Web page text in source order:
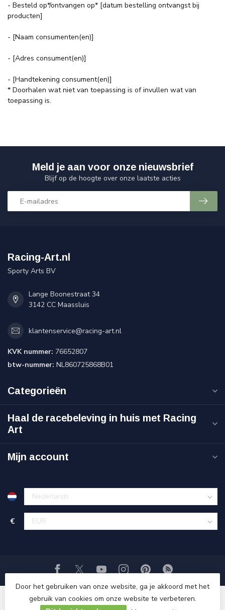
- Besteld op*/ontvangen op* [datum bestelling ontvangst bij
producten]
- [Naam consumenten(en)]
- [Adres consument(en)]
- [Handtekening consument(en)]
* Doorhalen wat niet van toepassing is of invullen wat van
toepassing is.
Meld je aan voor onze nieuwsbrief
Blijf op de hoogte over onze laatste acties
Racing-Art.nl
Sporty Arts BV
Lange Boonestraat 34
3142 CC Maassluis
klantenservice@racing-art.nl
KVK nummer: 76652807
btw-nummer: NL860725868B01
Categorieën
Haal de racebeleving in huis met Racing
Art
Mijn account
€
Door het gebruiken van onze website, ga je akkoord met het
gebruik van cookies om onze website te verbeteren.